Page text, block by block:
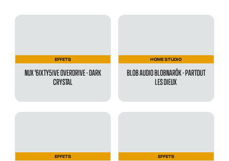
EFFETS
NUX '6IXTY5IVE OVERDRIVE - DARK
CRYSTAL
HOME STUDIO
BLOB AUDIO BLOBNARÖK - PARTOUT
LES DIEUX
EFFETS EFFETS